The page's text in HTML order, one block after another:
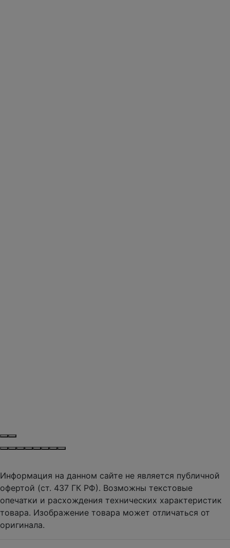
Информация на данном сайте не является публичной
офертой (ст. 437 ГК РФ). Возможны текстовые
опечатки и расхождения технических характеристик
товара. Изображение товара может отличаться от
оригинала.